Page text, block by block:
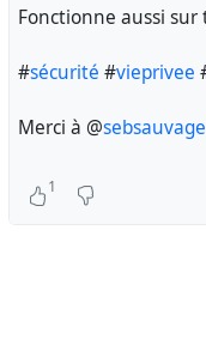
Fonctionne aussi sur
#sécurité #vieprivee
Merci à @sebsauvage
1